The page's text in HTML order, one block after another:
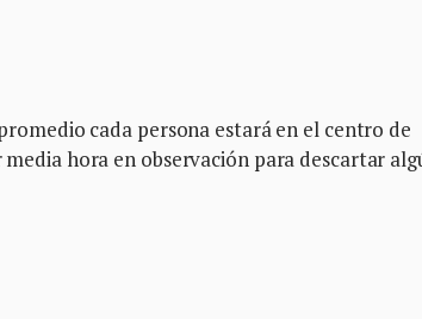
cada persona estará en el centro de
hora en observación para descartar